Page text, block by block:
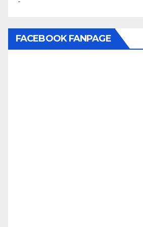
FACEBOOK FANPAGE